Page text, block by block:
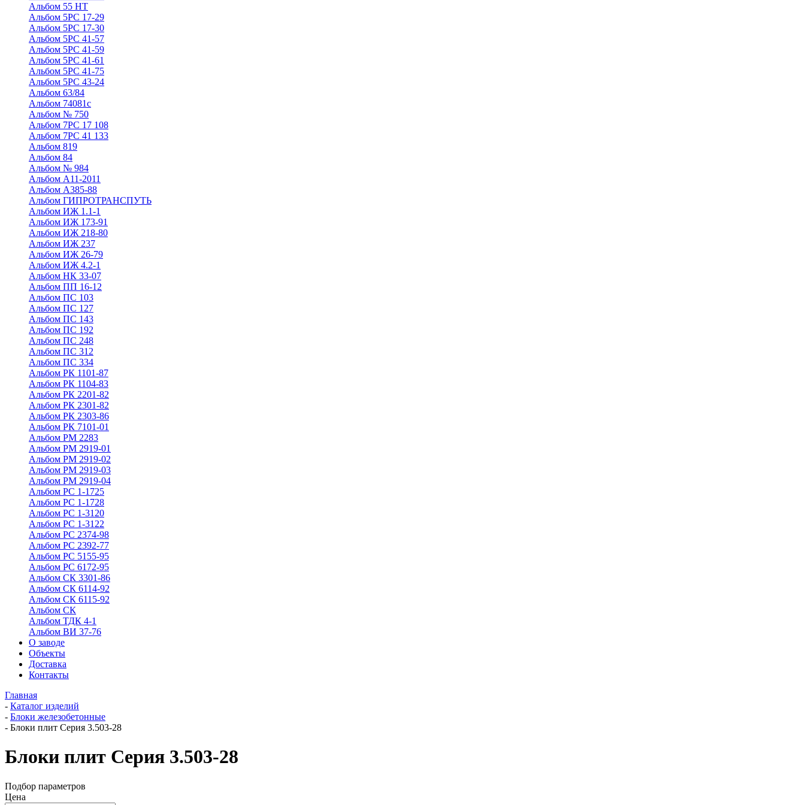
Альбом 55 НТ
Альбом 5РС 17-29
Альбом 5РС 17-30
Альбом 5РС 41-57
Альбом 5РС 41-59
Альбом 5РС 41-61
Альбом 5РС 41-75
Альбом 5РС 43-24
Альбом 63/84
Альбом 74081с
Альбом № 750
Альбом 7РС 17 108
Альбом 7РС 41 133
Альбом 819
Альбом 84
Альбом № 984
Альбом А11-2011
Альбом А385-88
Альбом ГИПРОТРАНСПУТЬ
Альбом ИЖ 1.1-1
Альбом ИЖ 173-91
Альбом ИЖ 218-80
Альбом ИЖ 237
Альбом ИЖ 26-79
Альбом ИЖ 4.2-1
Альбом НК 33-07
Альбом ПП 16-12
Альбом ПС 103
Альбом ПС 127
Альбом ПС 143
Альбом ПС 192
Альбом ПС 248
Альбом ПС 312
Альбом ПС 334
Альбом РК 1101-87
Альбом РК 1104-83
Альбом РК 2201-82
Альбом РК 2301-82
Альбом РК 2303-86
Альбом РК 7101-01
Альбом РМ 2283
Альбом РМ 2919-01
Альбом РМ 2919-02
Альбом РМ 2919-03
Альбом РМ 2919-04
Альбом РС 1-1725
Альбом РС 1-1728
Альбом РС 1-3120
Альбом РС 1-3122
Альбом РС 2374-98
Альбом РС 2392-77
Альбом РС 5155-95
Альбом РС 6172-95
Альбом СК 3301-86
Альбом СК 6114-92
Альбом СК 6115-92
Альбом СК
Альбом ТДК 4-1
Альбом ВИ 37-76
О заводе
Объекты
Доставка
Контакты
Главная
- Каталог изделий
- Блоки железобетонные
- Блоки плит Серия 3.503-28
Блоки плит Серия 3.503-28
Подбор параметров
Цена